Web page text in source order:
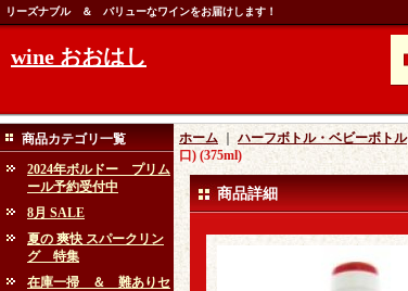
リーズナブル ＆ バリューなワインをお届けします！
wine おおはし
商品カテゴリ一覧
2024年ボルドー プリム
ール予約受付中
8月 SALE
夏の 爽快 スパークリン
グ 特集
在庫一掃 ＆ 難ありセ
ホーム ｜ハーフボトル・ベビーボトル
口) (375ml)
商品詳細